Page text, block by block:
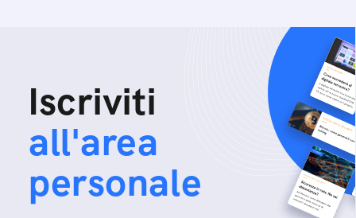
Iscriviti
all'area
personale